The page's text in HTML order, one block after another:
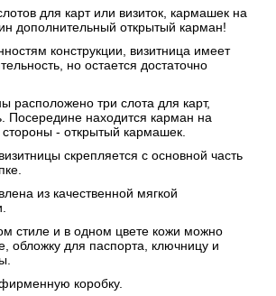
для карт или визиток, кармашек на
дополнительный открытый карман!
конструкции, визитница имеет
но остается достаточно
расположено три слота для карт,
Посередине находится карман на
- открытый кармашек.
скрепляется с основной часть
из качественной мягкой
стиле и в одном цвете кожи можно
обложку для паспорта, ключницу и
коробку.